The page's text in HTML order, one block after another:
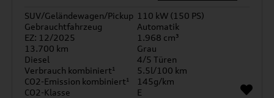
SUV/Geländewagen/Pickup 110 kW (150 PS)
Gebrauchtfahrzeug
Automatik
EZ: 12/2025
1.968 cm³
13.700 km
Grau
Diesel
4/5 Türen
Verbrauch kombiniert¹
5.5l/100 km
CO2-Emission kombiniert¹
145g/km
CO2-Klasse
E